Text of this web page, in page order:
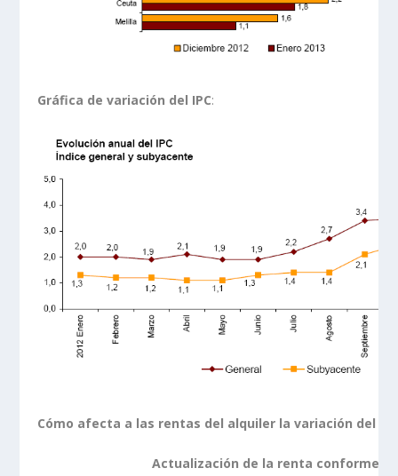
Gráfica de variación del IPC:
Cómo afecta a las rentas del alquiler la variación del
Actualización de la renta conforme al